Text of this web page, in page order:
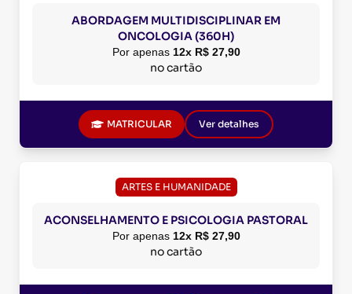
ABORDAGEM MULTIDISCIPLINAR EM
ONCOLOGIA (360H)
Por apenas 12x R$ 27,90
no cartão
MATRICULAR Ver detalhes
ARTES E HUMANIDADE
ACONSELHAMENTO E PSICOLOGIA PASTORAL
Por apenas 12x R$ 27,90
no cartão